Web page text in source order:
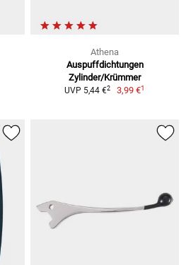
Athena
Auspuffdichtungen
Zylinder/Krümmer
UVP 5,44 €2 3,99 €1